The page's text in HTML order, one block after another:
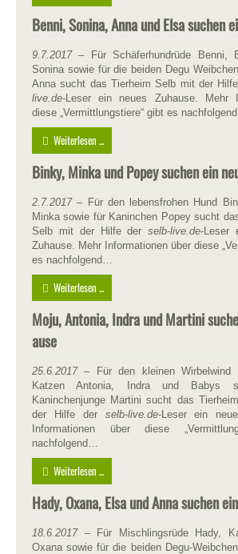
Benni, Sonina, Anna und Elsa suchen
9.7.2017– Für Schäferhundrüde Benni,
Sonina sowie für die beiden Degu
Anna sucht das Tierheim Selb mit der
live.de-Leser ein neues Zuhause. Mehr
diese „Vermittlungstiere“ gibt es
Weiterlesen ...
Binky, Minka und Popey suchen ein
2.7.2017– Für den lebensfrohen Hund
Minka sowie für Kaninchen Popey sucht
Selb mit der Hilfe derselb-live.de-Leser
Zuhause. Mehr Informationen über diese
es nachfolgend…
Weiterlesen ...
Moju, Antonia, Indra und Martini
ause
25.6.2017– Für den kleinen Wirbelwind
Katzen Antonia, Indra und Babys
Kaninchenjunge Martini sucht das
der Hilfe der selb-live.de-Leser ein
Informationen über diese
nachfolgend…
Weiterlesen ...
Hady, Oxana, Elsa und Anna suchen
18.6.2017– Für Mischlingsrüde Hady,
Oxana sowie für die beiden Degu-